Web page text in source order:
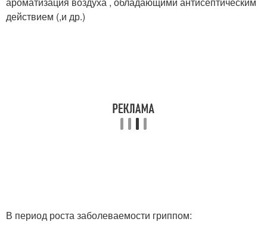
действием (,и др.)
В период роста заболеваемости гриппом: